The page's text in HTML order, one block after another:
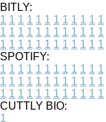
BITLY:
1 1 1 1 1 1 1 1 1 1 1 1
1 1 1 1 1 1 1 1 1 1 1 1
1 1 1 1 1 1 1 1 1 1 1 1
SPOTIFY:
1 1 1 1 1 1 1 1 1 1 1 1
1 1 1 1 1 1 1 1 1 1 1 1
1 1 1 1 1 1 1 1 1 1 1 1
CUTTLY BIO:
1